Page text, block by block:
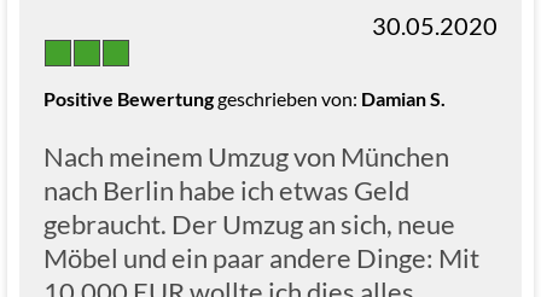
30.05.2020
Positive Bewertunggeschrieben von: Damian S.
Nach meinem Umzug von München
nach Berlin habe ich etwas Geld
gebraucht. Der Umzug an sich, neue
Möbel und ein paar andere Dinge: Mit